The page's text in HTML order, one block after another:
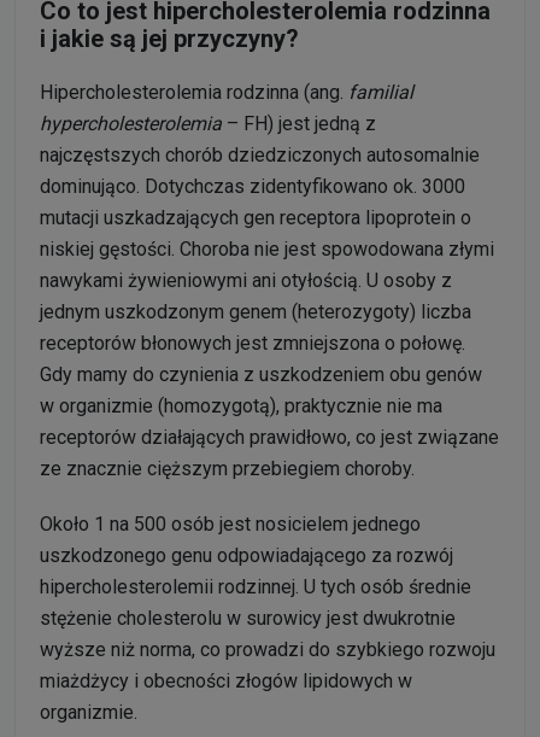
Co to jest hipercholesterolemia rodzinna
i jakie są jej przyczyny?
Hipercholesterolemia rodzinna (ang. familial
hypercholesterolemia – FH) jest jedną z
najczęstszych chorób dziedziczonych autosomalnie
dominująco. Dotychczas zidentyfikowano ok. 3000
mutacji uszkadzających gen receptora lipoprotein o
niskiej gęstości. Choroba nie jest spowodowana złymi
nawykami żywieniowymi ani otyłością. U osoby z
jednym uszkodzonym genem (heterozygoty) liczba
receptorów błonowych jest zmniejszona o połowę.
Gdy mamy do czynienia z uszkodzeniem obu genów
w organizmie (homozygotą), praktycznie nie ma
receptorów działających prawidłowo, co jest związane
ze znacznie cięższym przebiegiem choroby.
Około 1 na 500 osób jest nosicielem jednego
uszkodzonego genu odpowiadającego za rozwój
hipercholesterolemii rodzinnej. U tych osób średnie
stężenie cholesterolu w surowicy jest dwukrotnie
wyższe niż norma, co prowadzi do szybkiego rozwoju
miażdżycy i obecności złogów lipidowych w
organizmie.